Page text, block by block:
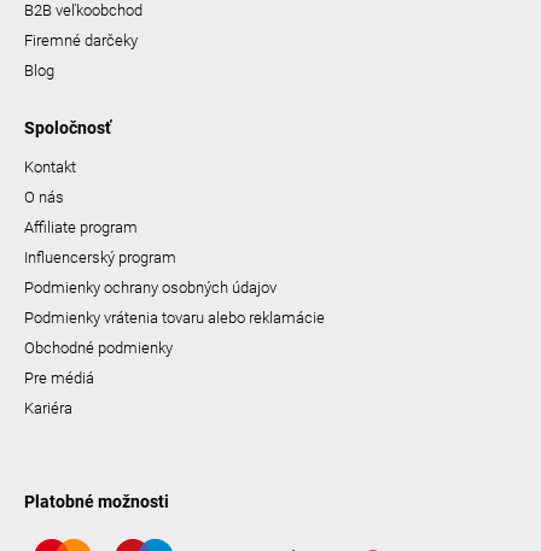
B2B veľkoobchod
Firemné darčeky
Blog
Spoločnosť
Kontakt
O nás
Affiliate program
Influencerský program
Podmienky ochrany osobných údajov
Podmienky vrátenia tovaru alebo reklamácie
Obchodné podmienky
Pre médiá
Kariéra
Platobné možnosti